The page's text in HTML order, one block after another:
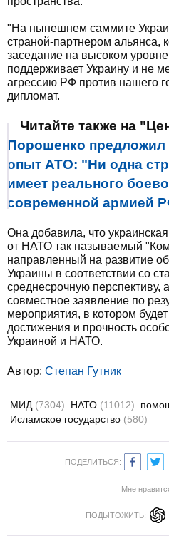
"На нынешнем саммите
страной-партнером альянса,
заседание на высоком
поддерживает Украину и не
агрессию РФ против нашего
дипломат.
Читайте также на
Порошенко
опыт АТО: "Ни одна
имеет реального
современной армией
Она добавила, что
от НАТО так называемый
направленный на развитие
Украины в соответствии со
среднесрочную перспективу,
совместное заявление по
мероприятия, в котором
достижения и прочность
Украиной и НАТО.
Автор: Степан Гутник
МИД (7304) НАТО (11012)
Исламское государство (580)
ПОДЕЛИТЬСЯ:
Мне
ПОДЫТОЖИТЬ: